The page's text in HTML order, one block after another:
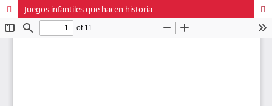
Juegos infantiles que hacen historia